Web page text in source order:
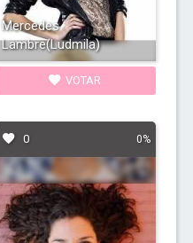
Mercedes
Lambre(Ludmila)
VOTAR
0 0%